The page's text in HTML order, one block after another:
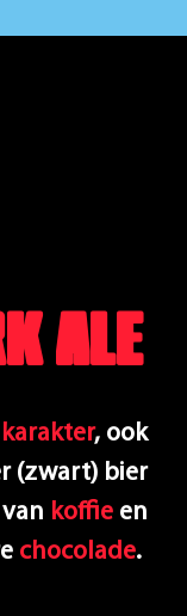
ALE
karakter, ook
(zwart) bier
koffie en
chocolade.